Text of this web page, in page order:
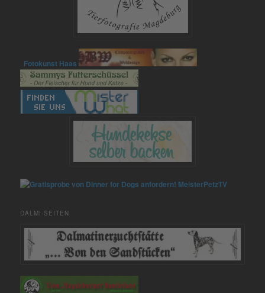
Fotokunst Haas
MeisterPetzTV
DALMI-SEITEN